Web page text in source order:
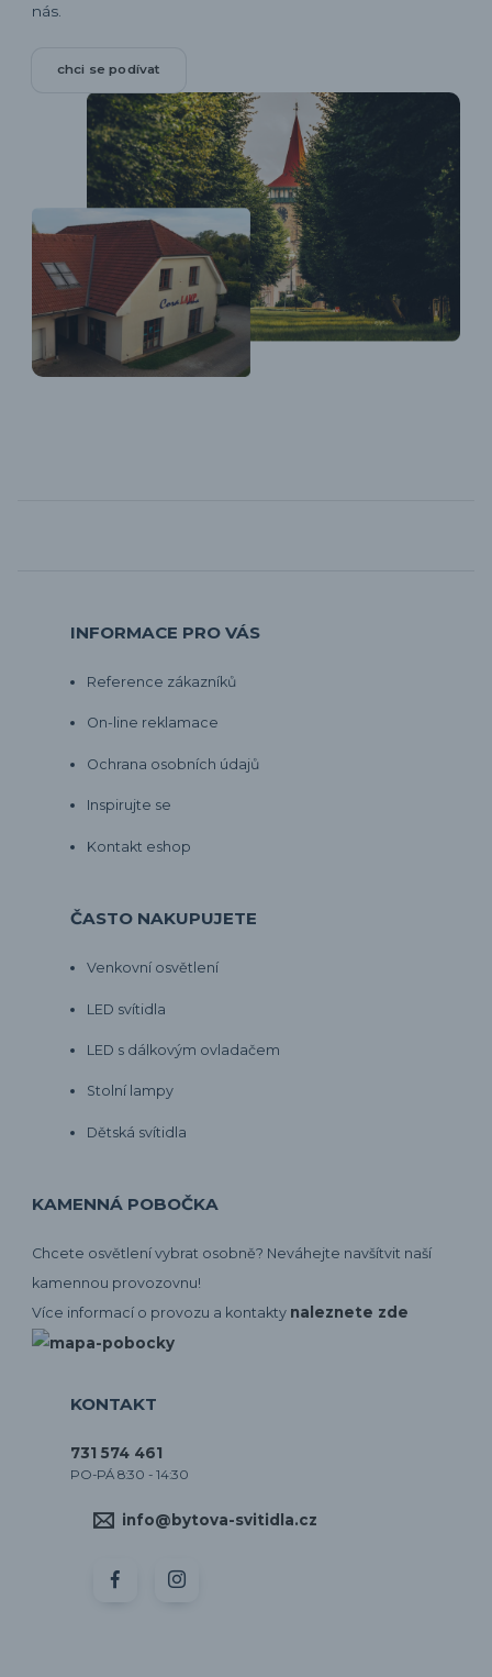
nás.
chci se podívat
INFORMACE PRO VÁS
Reference zákazníků
On-line reklamace
Ochrana osobních údajů
Inspirujte se
Kontakt eshop
ČASTO NAKUPUJETE
Venkovní osvětlení
LED svítidla
LED s dálkovým ovladačem
Stolní lampy
Dětská svítidla
KAMENNÁ POBOČKA
Chcete osvětlení vybrat osobně? Neváhejte navšítvit naší
kamennou provozovnu!
Více informací o provozu a kontakty naleznete zde
KONTAKT
731 574 461
PO-PÁ 8:30 - 14:30
info@bytova-svitidla.cz